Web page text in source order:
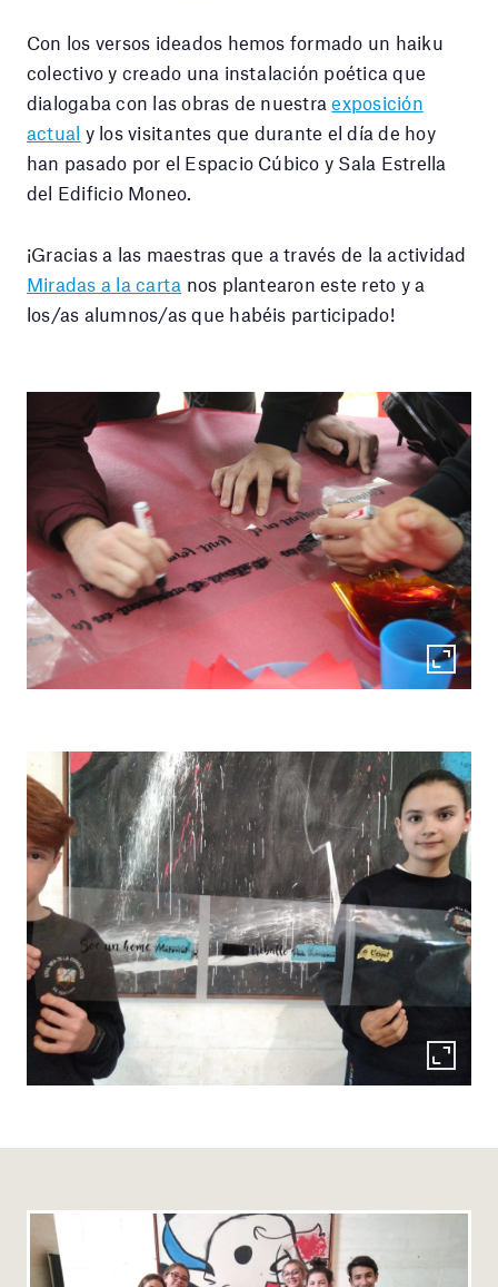
Con los versos ideados hemos formado un haiku
colectivo y creado una instalación poética que
dialogaba con las obras de nuestraexposición
actual y los visitantes que durante el día de hoy
han pasado por el Espacio Cúbico y Sala Estrella
del Edificio Moneo.
¡Gracias a las maestras que a través de la actividad
Miradas a la carta nos plantearon este reto y a
los/as alumnos/as que habéis participado!